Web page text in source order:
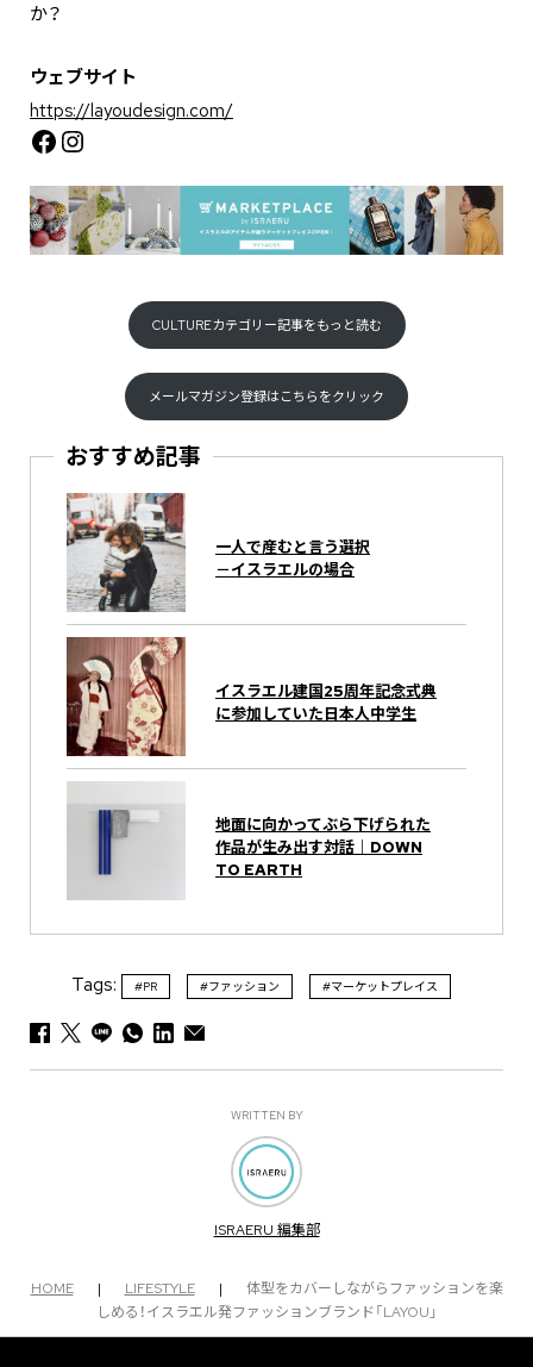
か？
ウェブサイト
https://layoudesign.com/
Facebook
Instagram
CULTUREカテゴリー記事をもっと読む
メールマガジン登録はこちらをクリック
おすすめ記事
一人で産むと言う選択
－イスラエルの場合
イスラエル建国25周年記念式典
に参加していた日本人中学生
地面に向かってぶら下げられた
作品が生み出す対話｜DOWN
TO EARTH
Tags: #PR #ファッション #マーケットプレイス
WRITTEN BY
ISRAERU 編集部
HOME | LIFESTYLE |
体型をカバーしながらファッションを楽
しめる！イスラエル発ファッションブランド「LAYOU」